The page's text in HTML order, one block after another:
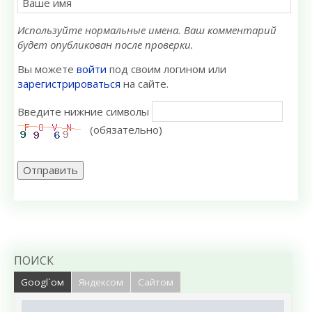
Используйте нормальные имена. Ваш комментарий
будет опубликован после проверки.
Вы можете войти под своим логином или
зарегистрироваться на сайте.
Введите нижние символы
(обязательно)
Отправить
ПОИСК
Googl`ом Яндексом Сайтом